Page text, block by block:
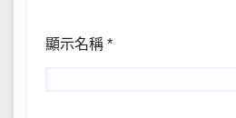
顯示名稱 *